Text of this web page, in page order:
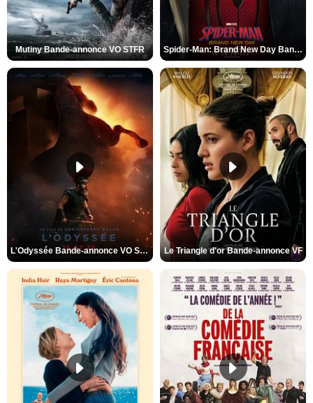
Mutiny Bande-annonce VO STFR Spider-Man: Brand New Day Bande-annonce VO STFR
L'Odyssée Bande-annonce VO STFR Le Triangle d'or Bande-annonce VF